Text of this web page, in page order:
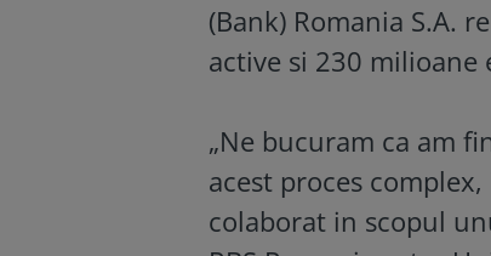
(Bank) Romania S.A.
active si 230 milioane
„Ne bucuram ca am
acest proces
colaborat in scopul